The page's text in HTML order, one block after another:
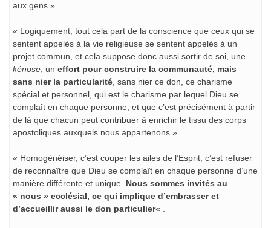
aux gens ».
« Logiquement, tout cela part de la conscience que ceux qui se
sentent appelés à la vie religieuse se sentent appelés à un
projet commun, et cela suppose donc aussi sortir de soi, une
kénose , un effort pour construire la communauté, mais
sans nier la particularité , sans nier ce don, ce charisme
spécial et personnel, qui est le charisme par lequel Dieu se
complaît en chaque personne, et que c’est précisément à partir
de là que chacun peut contribuer à enrichir le tissu des corps
apostoliques auxquels nous appartenons ».
« Homogénéiser, c’est couper les ailes de l’Esprit, c’est refuser
de reconnaître que Dieu se complaît en chaque personne d’une
manière différente et unique. Nous sommes invités au
« nous » ecclésial, ce qui implique d’embrasser et
d’accueillir aussi le don particulier« .